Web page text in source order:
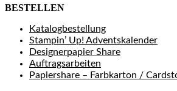
BESTELLEN
Katalogbestellung
Stampin’ Up! Adventskalender
Designerpapier Share
Auftragsarbeiten
Papiershare – Farbkarton /